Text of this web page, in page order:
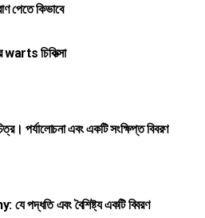
পেতে কিভাবে
warts চিকিত্সা
পর্যালোচনা এবং একটি সংক্ষিপ্ত বিবরণ
পদ্ধতি এবং বৈশিষ্ট্য একটি বিবরণ